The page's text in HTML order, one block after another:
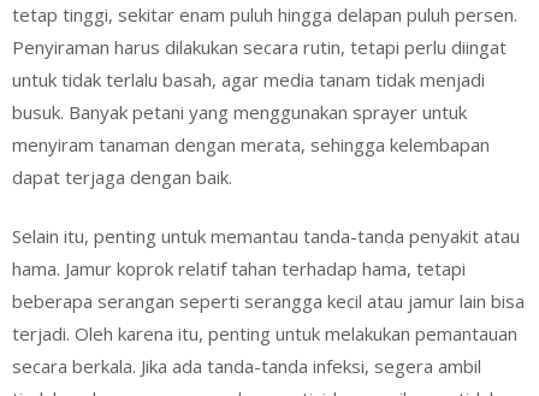
tetap tinggi, sekitar enam puluh hingga delapan puluh persen.
Penyiraman harus dilakukan secara rutin, tetapi perlu diingat
untuk tidak terlalu basah, agar media tanam tidak menjadi
busuk. Banyak petani yang menggunakan sprayer untuk
menyiram tanaman dengan merata, sehingga kelembapan
dapat terjaga dengan baik.
Selain itu, penting untuk memantau tanda-tanda penyakit atau
hama. Jamur koprok relatif tahan terhadap hama, tetapi
beberapa serangan seperti serangga kecil atau jamur lain bisa
terjadi. Oleh karena itu, penting untuk melakukan pemantauan
secara berkala. Jika ada tanda-tanda infeksi, segera ambil